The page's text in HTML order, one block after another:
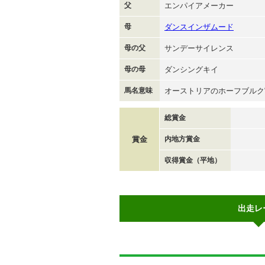
父 エンパイアメーカー
母 ダンスインザムード
母の父 サンデーサイレンス
母の母 ダンシングキイ
馬名意味 オーストリアのホーフブル
賞金
総賞金
内地方賞金
収得賞金（平地）
出走レ